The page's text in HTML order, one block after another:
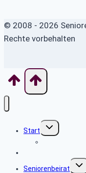
© 2008 - 2026
Rechte vorbehalten
Start
Untermenü
umschalten
Seniorenbeirat